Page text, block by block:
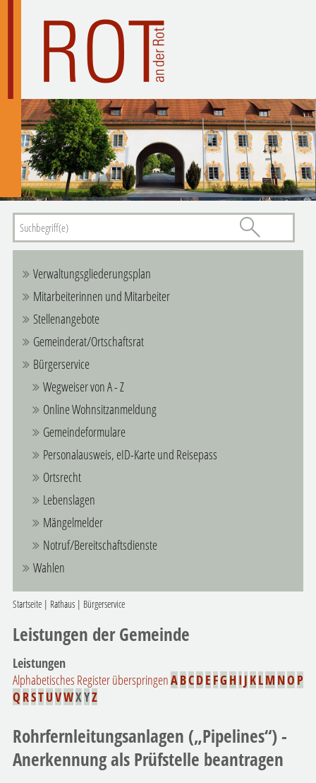
Verwaltungsgliederungsplan
Mitarbeiterinnen und Mitarbeiter
Stellenangebote
Gemeinderat/Ortschaftsrat
Bürgerservice
Wegweiser von A - Z
Online Wohnsitzanmeldung
Gemeindeformulare
Personalausweis, eID-Karte und Reisepass
Ortsrecht
Lebenslagen
Mängelmelder
Notruf/Bereitschaftsdienste
Wahlen
Startseite| Rathaus| Bürgerservice
Leistungen der Gemeinde
Leistungen
Alphabetisches Register überspringenABCDE FG H I J KLM NO P
Q RSTUVWXYZ
Rohrfernleitungsanlagen („Pipelines“) -
Anerkennung als Prüfstelle beantragen